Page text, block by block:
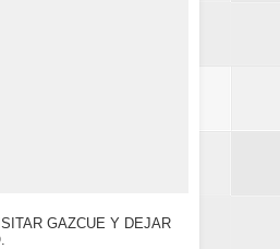
GAZCUE Y DEJAR